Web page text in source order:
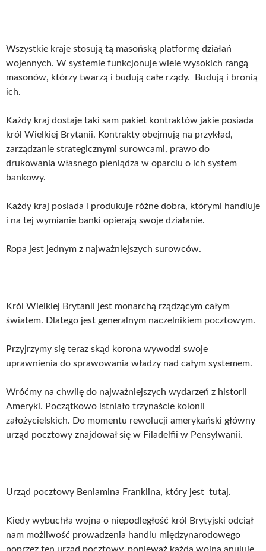
Wszystkie kraje stosują tą masońską platformę działań
wojennych. W systemie funkcjonuje wiele wysokich rangą
masonów, którzy twarzą i budują całe rządy. Budują i bronią
ich.
Każdy kraj dostaje taki sam pakiet kontraktów jakie posiada
król Wielkiej Brytanii. Kontrakty obejmują na przykład,
zarządzanie strategicznymi surowcami, prawo do
drukowania własnego pieniądza w oparciu o ich system
bankowy.
Każdy kraj posiada i produkuje różne dobra, którymi handluje
i na tej wymianie banki opierają swoje działanie.
Ropa jest jednym z najważniejszych surowców.
Król Wielkiej Brytanii jest monarchą rządzącym całym
światem. Dlatego jest generalnym naczelnikiem pocztowym.
Przyjrzymy się teraz skąd korona wywodzi swoje
uprawnienia do sprawowania władzy nad całym systemem.
Wróćmy na chwilę do najważniejszych wydarzeń z historii
Ameryki. Początkowo istniało trzynaście kolonii
założycielskich. Do momentu rewolucji amerykański główny
urząd pocztowy znajdował się w Filadelfii w Pensylwanii.
Urząd pocztowy Beniamina Franklina, który jest tutaj.
Kiedy wybuchła wojna o niepodległość król Brytyjski odciął
nam możliwość prowadzenia handlu międzynarodowego
poprzez ten urząd pocztowy, ponieważ każda wojna anuluje